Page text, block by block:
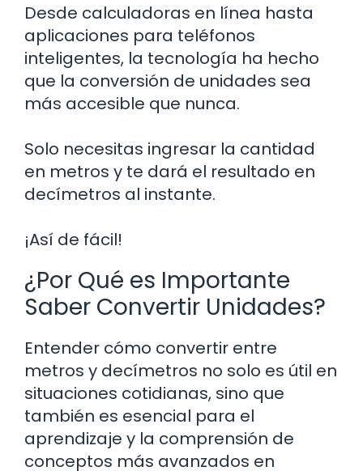
Desde calculadoras en línea hasta
aplicaciones para teléfonos
inteligentes, la tecnología ha hecho
que la conversión de unidades sea
más accesible que nunca.
Solo necesitas ingresar la cantidad
en metros y te dará el resultado en
decímetros al instante.
¡Así de fácil!
¿Por Qué es Importante
Saber Convertir Unidades?
Entender cómo convertir entre
metros y decímetros no solo es útil en
situaciones cotidianas, sino que
también es esencial para el
aprendizaje y la comprensión de
conceptos más avanzados en